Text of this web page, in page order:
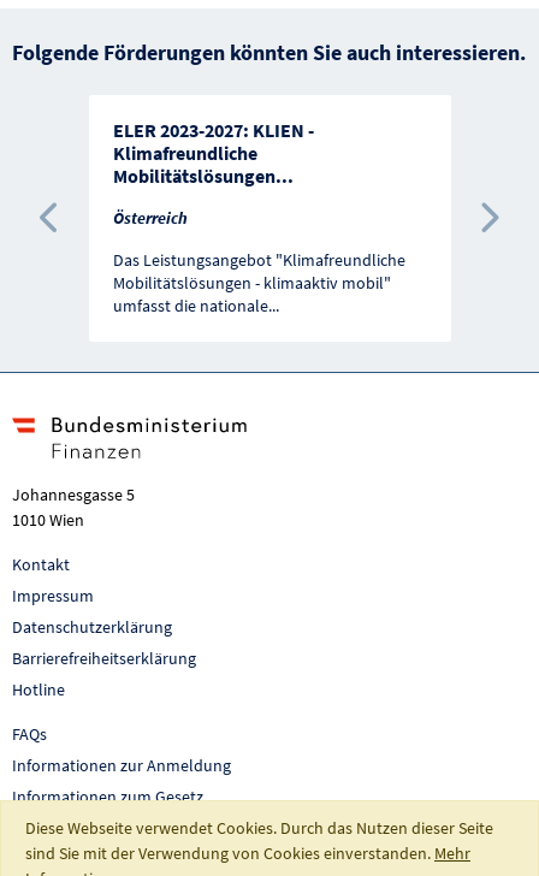
Folgende Förderungen könnten Sie auch interessieren.
ELER 2023-2027: KLIEN -
Klimafreundliche
Mobilitätslösungen...
Österreich
Das Leistungsangebot "Klimafreundliche
Mobilitätslösungen - klimaaktiv mobil"
umfasst die nationale...
Vorherige Förderung
Johannesgasse 5
1010 Wien
Kontakt
Impressum
Datenschutzerklärung
Barrierefreiheitserklärung
Hotline
FAQs
Informationen zur Anmeldung
Informationen zum Gesetz
Auswertungen und Berichte
So fördert Österreich
Diese Webseite verwendet Cookies. Durch das Nutzen dieser Seite
sind Sie mit der Verwendung von Cookies einverstanden. Mehr